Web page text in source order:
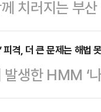
을 하는데도
노조는 정부
구에는 변함이
간 강대강 대
것이란 관측이
간 …
치러지는 부
동훈 후보가 선
민식 후보는 이
나온다고 툭
출세 수단이다,
피격, 더 큰 문제는 해법
생한 HMM ‘
이번 사건은